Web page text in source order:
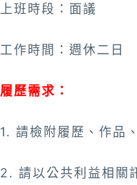
上班時段：面議
工作時間：週休二日
履歷需求：
1. 請檢附履歷、作品
2. 請以公共利益相關